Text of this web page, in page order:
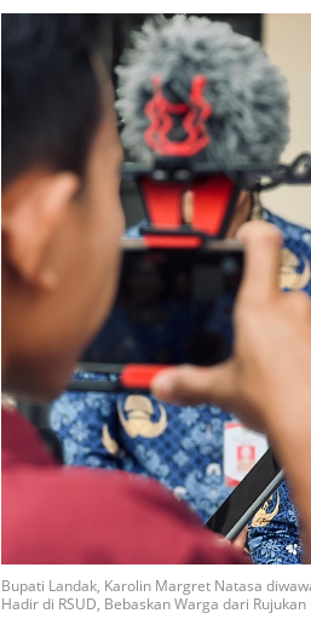
Bupati Landak, Karolin Margret Natasa
Hadir di RSUD, Bebaskan Warga dari Rujukan